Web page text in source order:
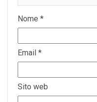
Nome *
Email *
Sito web